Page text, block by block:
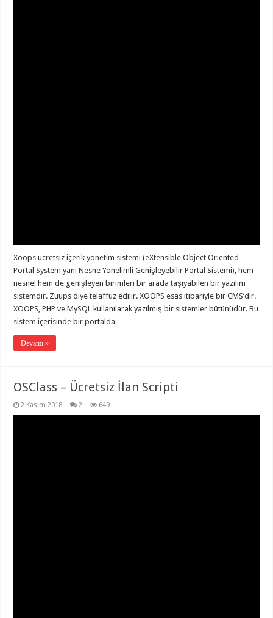
Xoops ücretsiz içerik yönetim sistemi (eXtensible Object Oriented
Portal System yani Nesne Yönelimli Genişleyebilir Portal Sistemi), hem
nesnel hem de genişleyen birimleri bir arada taşıyabilen bir yazılım
sistemdir. Zuups diye telaffuz edilir. XOOPS esas itibariyle bir CMS’dir.
XOOPS, PHP ve MySQL kullanılarak yazılmış bir sistemler bütünüdür. Bu
sistem içerisinde bir portalda …
Devamı »
OSClass – Ücretsiz İlan Scripti
2 Kasım 2018 2 649